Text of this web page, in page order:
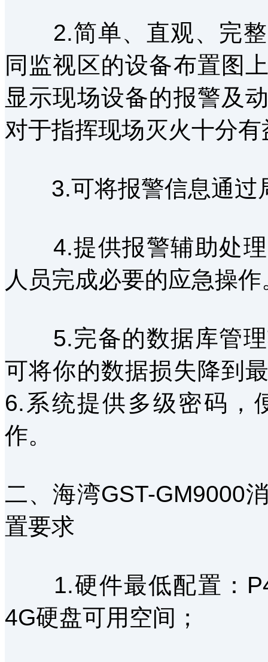
2.简单、直观、完整
同监视区的设备布置图
显示现场设备的报警及
对于指挥现场灭火十分有
3.可将报警信息通过
4.提供报警辅助处理
人员完成必要的应急操作
5.完备的数据库管理
可将你的数据损失降
6.系统提供多级密码，
作。
二、海湾GST-GM9000
置要求
1.硬件最低配置：
4G硬盘可用空间；